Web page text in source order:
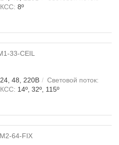
КСС: 8º
24, 48, 220В
Световой поток:
КСС: 14º, 32º, 115º